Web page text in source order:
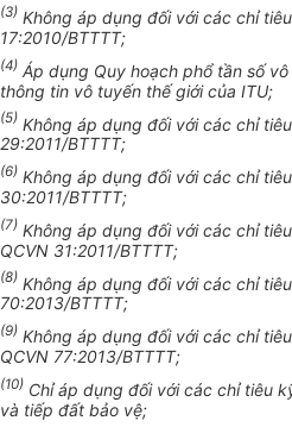
(3) Không áp dụng đối với các chỉ
17:2010/BTTTT;
(4) Áp dụng Quy hoạch phổ tần số
thông tin vô tuyến thế giới của ITU;
(5) Không áp dụng đối với các chỉ
29:2011/BTTTT;
(6) Không áp dụng đối với các chỉ
30:2011/BTTTT;
(7) Không áp dụng đối với các chỉ
QCVN 31:2011/BTTTT;
(8) Không áp dụng đối với các chỉ
70:2013/BTTTT;
(9) Không áp dụng đối với các chỉ
QCVN 77:2013/BTTTT;
(10) Chỉ áp dụng đối với các chỉ tiêu
và tiếp đất bảo vệ;